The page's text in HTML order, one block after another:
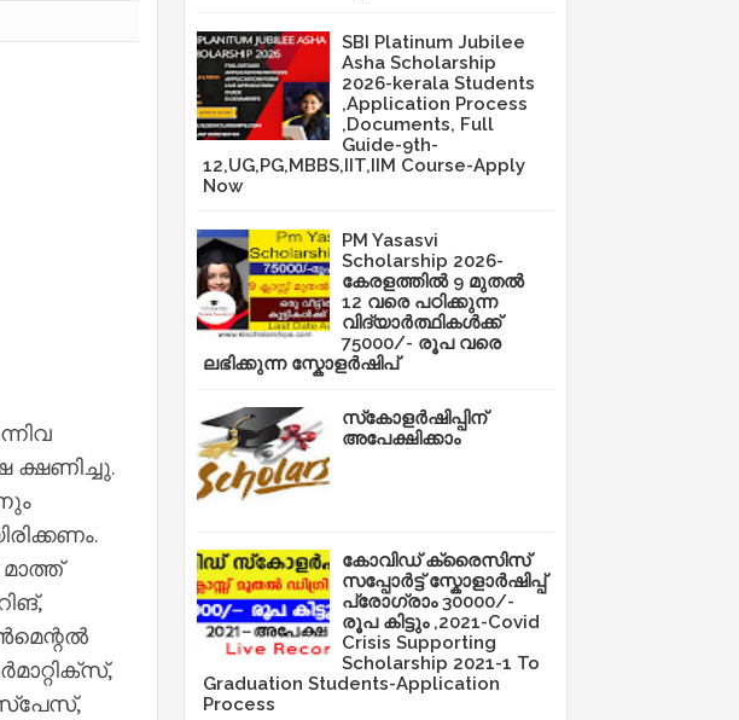
ക്ഷണിച്ചു.
SBI Platinum Jubilee
Asha Scholarship
2026-kerala Students
,Application Process
,Documents, Full
Guide-9th-
12,UG,PG,MBBS,IIT,IIM Course-Apply
Now
PM Yasasvi
Scholarship 2026-
കേരളത്തിൽ 9 മുതൽ
12 വരെ പഠിക്കുന്ന
വിദ്യാർത്ഥികൾക്ക്
75000/- രൂപ വരെ
ലഭിക്കുന്ന സ്കോളർഷിപ്
സ്‌കോളർഷിപ്പിന്
അപേക്ഷിക്കാം
കോവിഡ് ക്രൈസിസ്
സപ്പോർട്ട് സ്കോളാർഷിപ്പ്
പ്രോഗ്രാം 30000/-
രൂപ കിട്ടും ,2021-Covid
Crisis Supporting
Scholarship 2021-1 To
Graduation Students-Application
Process